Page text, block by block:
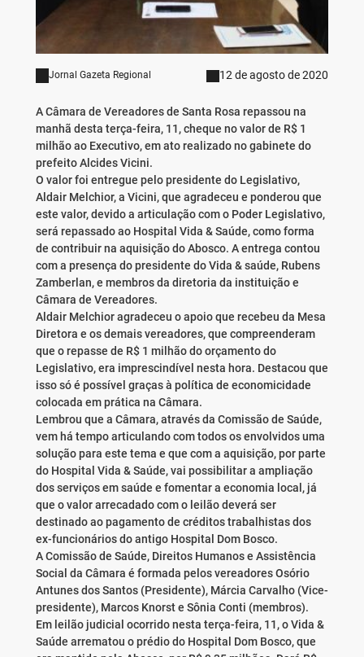
Jornal Gazeta Regional 12 de agosto de 2020
A Câmara de Vereadores de Santa Rosa repassou na
manhã desta terça-feira, 11, cheque no valor de R$ 1
milhão ao Executivo, em ato realizado no gabinete do
prefeito Alcides Vicini.
O valor foi entregue pelo presidente do Legislativo,
Aldair Melchior, a Vicini, que agradeceu e ponderou que
este valor, devido a articulação com o Poder Legislativo,
será repassado ao Hospital Vida & Saúde, como forma
de contribuir na aquisição do Abosco. A entrega contou
com a presença do presidente do Vida & saúde, Rubens
Zamberlan, e membros da diretoria da instituição e
Câmara de Vereadores.
Aldair Melchior agradeceu o apoio que recebeu da Mesa
Diretora e os demais vereadores, que compreenderam
que o repasse de R$ 1 milhão do orçamento do
Legislativo, era imprescindível nesta hora. Destacou que
isso só é possível graças à política de economicidade
colocada em prática na Câmara.
Lembrou que a Câmara, através da Comissão de Saúde,
vem há tempo articulando com todos os envolvidos uma
solução para este tema e que com a aquisição, por parte
do Hospital Vida & Saúde, vai possibilitar a ampliação
dos serviços em saúde e fomentar a economia local, já
que o valor arrecadado com o leilão deverá ser
destinado ao pagamento de créditos trabalhistas dos
ex-funcionários do antigo Hospital Dom Bosco.
A Comissão de Saúde, Direitos Humanos e Assistência
Social da Câmara é formada pelos vereadores Osório
Antunes dos Santos (Presidente), Márcia Carvalho (Vice-
presidente), Marcos Knorst e Sônia Conti (membros).
Em leilão judicial ocorrido nesta terça-feira, 11, o Vida &
Saúde arrematou o prédio do Hospital Dom Bosco, que